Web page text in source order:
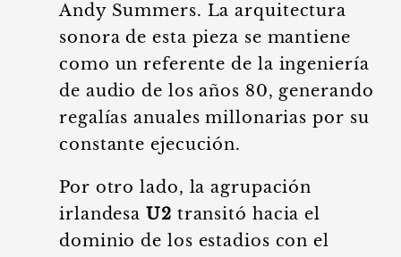
Andy Summers. La arquitectura
sonora de esta pieza se mantiene
como un referente de la ingeniería
de audio de los años 80, generando
regalías anuales millonarias por su
constante ejecución.
Por otro lado, la agrupación
irlandesaU2 transitó hacia el
dominio de los estadios con el